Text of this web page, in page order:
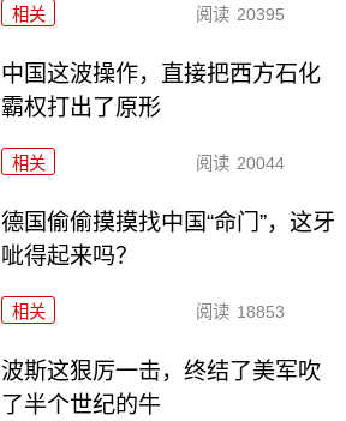
相关 阅读 20395
中国这波操作，直接把西方石化
霸权打出了原形
相关 阅读 20044
德国偷偷摸摸找中国“命门”，这牙
呲得起来吗？
相关 阅读 18853
波斯这狠厉一击，终结了美军吹
了半个世纪的牛